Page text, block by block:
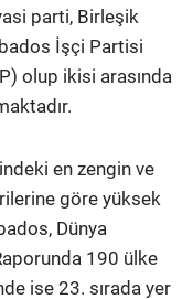
parti, Birleşik
İşçi Partisi
olup ikisi arasında
en zengin ve
göre yüksek
Dünya
190 ülke
ise 23. sırada yer